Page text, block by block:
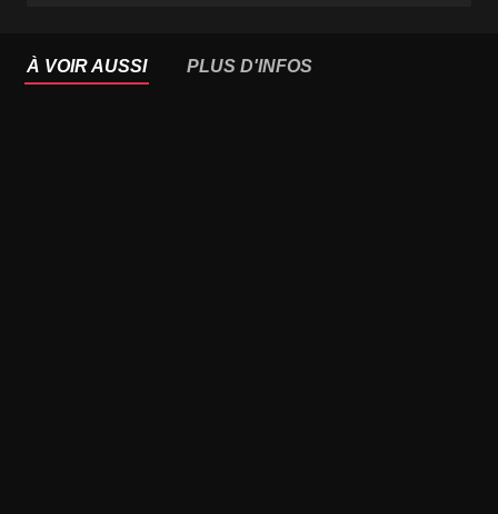
À VOIR AUSSI PLUS D'INFOS